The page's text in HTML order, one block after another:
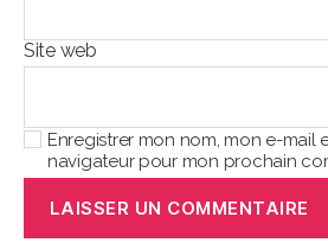
Site web
Enregistrer mon nom, mon e-mail
navigateur pour mon prochain